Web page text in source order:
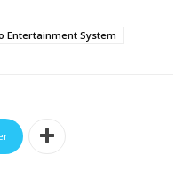
Entertainment System